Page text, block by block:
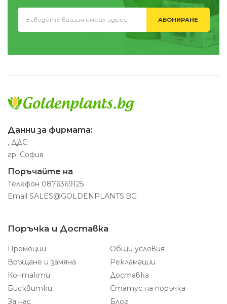
АБОНИРАНЕ
Данни за фирмата:
, ДДС:
гр. София
Поръчайте на
Телефон 0876369125
Email SALES@GOLDENPLANTS.BG
Поръчка и Доставка
Промоции
Общи условия
Връщане и замяна
Рекламации
Контакти
Доставка
Бисквитки
Статус на поръчка
За нас
Блог